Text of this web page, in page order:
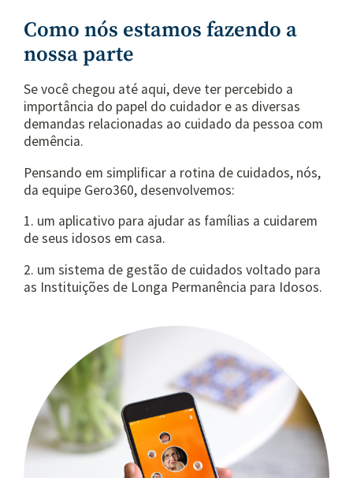
Como nós estamos fazendo a
nossa parte
Se você chegou até aqui, deve ter percebido a
importância do papel do cuidador e as diversas
demandas relacionadas ao cuidado da pessoa com
demência.
Pensando em simplificar a rotina de cuidados, nós,
da equipe Gero360, desenvolvemos:
1. um aplicativo para ajudar as famílias a cuidarem
de seus idosos em casa.
2. um sistema de gestão de cuidados voltado para
as Instituições de Longa Permanência para Idosos.